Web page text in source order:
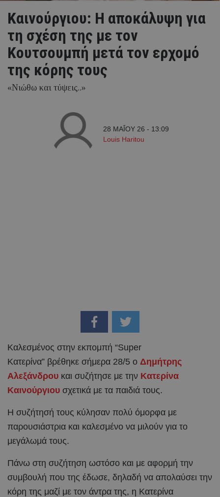
Καινούργιου: Η αποκάλυψη για
τη σχέση της με τον
Κουτσουμπή μετά τον ερχομό
της κόρης τους
«Νιώθω και τύψεις..»
28 ΜΑΪ́ΟΥ 26 - 13:09
Louis Haritou
Καλεσμένος στην εκπομπή “Super
Κατερίνα” βρέθηκε σήμερα 28/5 ο Δημήτρης
Αλεξάνδρου και συζήτησε με την Κατερίνα
Καινούργιου σχετικά με τα παιδιά τους.
Η συζήτησή τους κύλησαν πολύ όμορφα με
παρουσιάστρια και καλεσμένο να μιλούν για το
μεγάλωμά τους.
Πάνω στη συζήτηση ωστόσο και με αφορμή την
συμβουλή που της έδωσε, δηλαδή να απολαύσει την
κόρη της μαζί με τον άντρα της, η Κατερίνα